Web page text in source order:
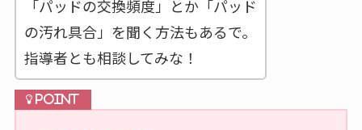
「パッドの交換頻度」とか「パッド
の汚れ具合」を聞く方法もあるで。
指導者とも相談してみな！